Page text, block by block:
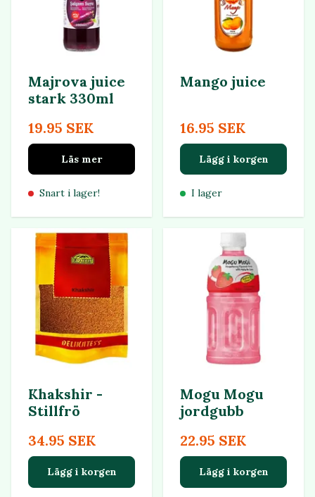
Majrova juice
stark 330ml
19.95 SEK
Läs mer
Snart i lager!
Mango juice
16.95 SEK
Lägg i korgen
I lager
Khakshir -
Stillfrö
34.95 SEK
Lägg i korgen
Mogu Mogu
jordgubb
22.95 SEK
Lägg i korgen